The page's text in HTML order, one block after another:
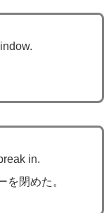
in.
を閉めた。